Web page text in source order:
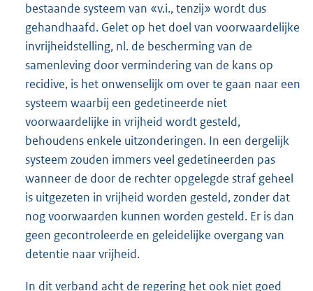
bestaande systeem van «v.i., tenzij» wordt dus
gehandhaafd. Gelet op het doel van voorwaardelijke
invrijheidstelling, nl. de bescherming van de
samenleving door vermindering van de kans op
recidive, is het onwenselijk om over te gaan naar een
systeem waarbij een gedetineerde niet
voorwaardelijke in vrijheid wordt gesteld,
behoudens enkele uitzonderingen. In een dergelijk
systeem zouden immers veel gedetineerden pas
wanneer de door de rechter opgelegde straf geheel
is uitgezeten in vrijheid worden gesteld, zonder dat
nog voorwaarden kunnen worden gesteld. Er is dan
geen gecontroleerde en geleidelijke overgang van
detentie naar vrijheid.
In dit verband acht de regering het ook niet goed